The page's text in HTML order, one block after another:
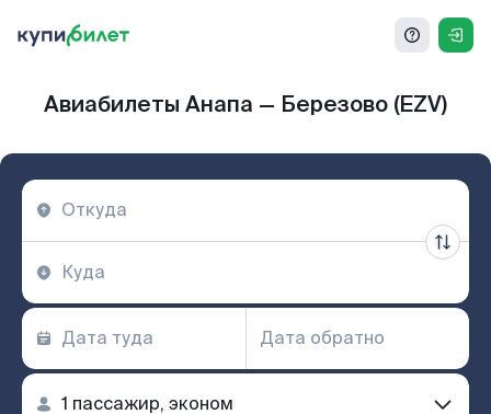
Авиабилеты Анапа — Березово (EZV)